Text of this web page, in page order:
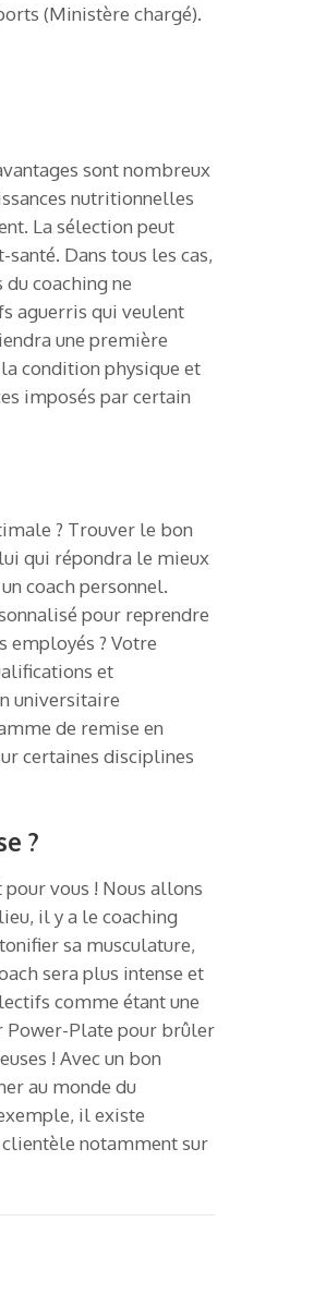
(Ministère chargé).
sont nombreux
nutritionnelles
La sélection peut
Dans tous les cas,
coaching ne
aguerris qui veulent
une première
condition physique et
imposés par certain
? Trouver le bon
qui répondra le mieux
coach personnel.
pour reprendre
employés ? Votre
et
universitaire
de remise en
certaines disciplines
?
vous ! Nous allons
il y a le coaching
sa musculature,
sera plus intense et
comme étant une
Power-Plate pour brûler
! Avec un bon
au monde du
il existe
notamment sur